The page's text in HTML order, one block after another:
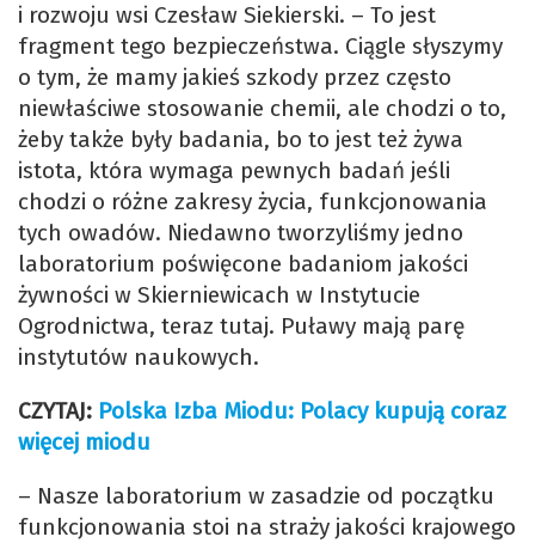
i rozwoju wsi Czesław Siekierski. – To jest
fragment tego bezpieczeństwa. Ciągle słyszymy
o tym, że mamy jakieś szkody przez często
niewłaściwe stosowanie chemii, ale chodzi o to,
żeby także były badania, bo to jest też żywa
istota, która wymaga pewnych badań jeśli
chodzi o różne zakresy życia, funkcjonowania
tych owadów. Niedawno tworzyliśmy jedno
laboratorium poświęcone badaniom jakości
żywności w Skierniewicach w Instytucie
Ogrodnictwa, teraz tutaj. Puławy mają parę
instytutów naukowych.
CZYTAJ: Polska Izba Miodu: Polacy kupują coraz
więcej miodu
– Nasze laboratorium w zasadzie od początku
funkcjonowania stoi na straży jakości krajowego